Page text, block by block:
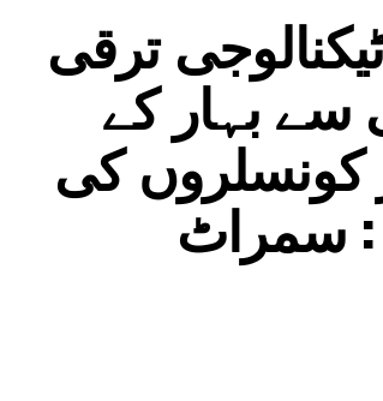
ترقی
سے بہار کے
کونسلروں کی
سمراٹ